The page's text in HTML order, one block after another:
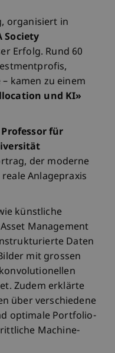
organisiert in
Society
Erfolg. Rund 60
kamen zu einem
und KI»
für
der moderne
Anlagepraxis
künstliche
Management
Daten
mit grossen
Zudem erklärte
über verschiedene
optimale Portfolio-
Machine-